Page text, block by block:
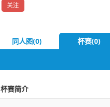
关注
同人图(0) 杯赛(0)
杯赛简介